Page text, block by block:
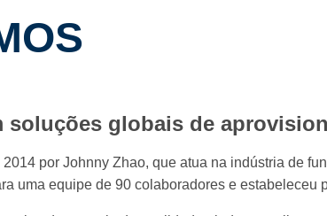
soluções globais de
por Johnny Zhao, que atua na indústria de
uma equipe de 90 colaboradores e estabeleceu